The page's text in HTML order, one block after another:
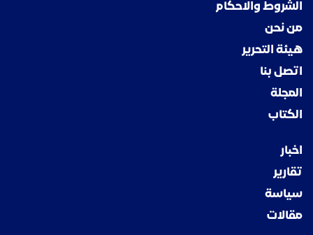
الشروط والاحكام
من نحن
هيئة التحرير
اتصل بنا
المجلة
الكتاب
اخبار
تقارير
سياسة
مقالات